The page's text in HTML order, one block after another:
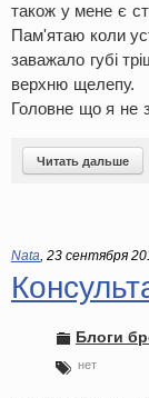
також у мене є
Пам'ятаю коли
заважало губі
верхню щелепу.
Головне що я не
Читать дальше
Nata, 23 сентября
Блоги
нет